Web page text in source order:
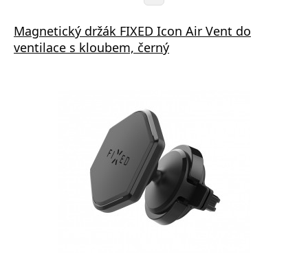
Magnetický držák FIXED Icon Air Vent do
ventilace s kloubem, černý